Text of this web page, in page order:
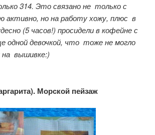
314. Это связано не только с
активно, но на работу хожу, плюс в
(5 часов!) просидели в кофейне с
одной девочкой, что тоже не могло
вышивке:)
Морской пейзаж